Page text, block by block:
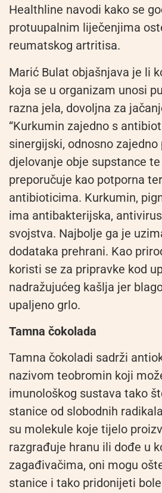
Healthline navodi kako se
protuupalnim liječenjima
reumatskog artritisa.
Marić Bulat objašnjava je li
koja se u organizam unosi
razna jela, dovoljna za
“Kurkumin zajedno s
sinergijski, odnosno zajedno
djelovanje obje supstance
preporučuje kao potporna
antibioticima. Kurkumin,
ima antibakterijska,
svojstva. Najbolje ga je
dodataka prehrani. Kao
koristi se za pripravke kod
nadražujućeg kašlja jer
upaljeno grlo.
Tamna čokolada
Tamna čokoladi sadrži
nazivom teobromin koji
imunološkog sustava tako
stanice od slobodnih
su molekule koje tijelo
razgrađuje hranu ili dođe u
zagađivačima, oni mogu
stanice i tako pridonijeti